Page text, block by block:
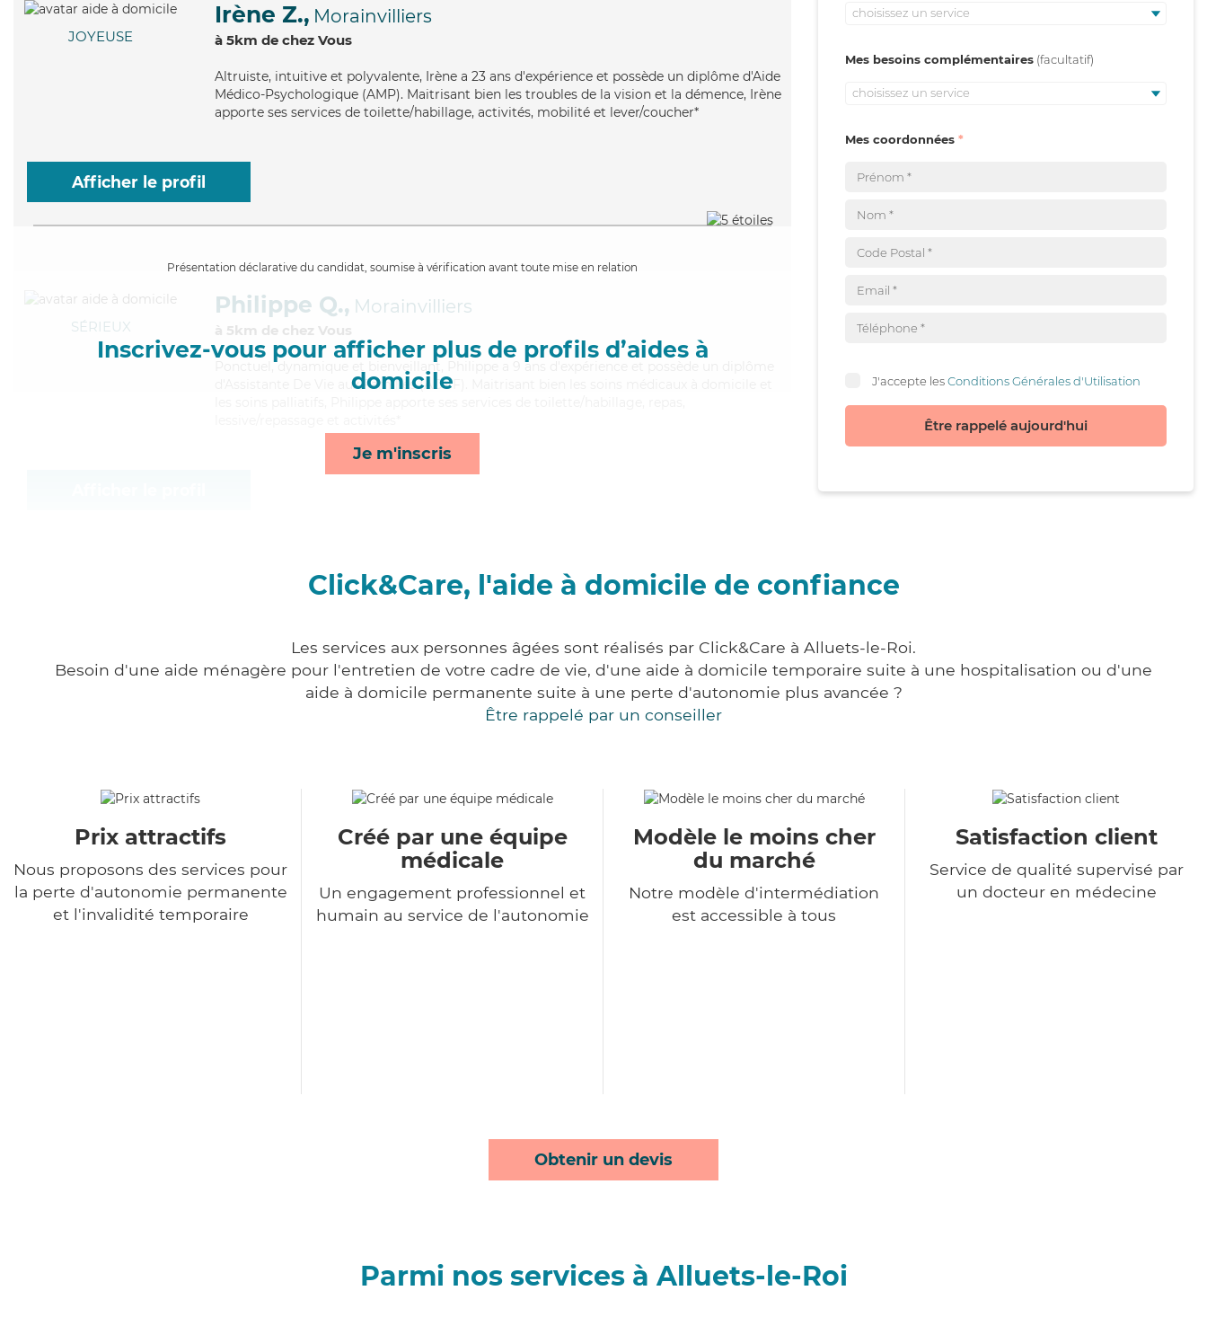
JOYEUSE
Irène Z., Morainvilliers
à 5km de chez Vous
Altruiste, intuitive et polyvalente, Irène a 23 ans d'expérience et possède un diplôme d'Aide
Médico-Psychologique (AMP). Maitrisant bien les troubles de la vision et la démence, Irène
apporte ses services de toilette/habillage, activités, mobilité et lever/coucher*
Afficher le profil
Présentation déclarative du candidat, soumise à vérification avant toute mise en relation
Inscrivez-vous pour afficher plus de profils d’aides à
domicile
Je m'inscris
SÉRIEUX
Philippe Q., Morainvilliers
à 5km de chez Vous
, dynamique et bienveillant, Philippe a 9 ans d'expérience et possède un diplôme
d'Assistante De Vie aux Familles (ADVF). Maitrisant bien les soins médicaux à domicile et
choisissez un service
Mes besoins complémentaires
choisissez un service
Mes coordonnées
J'accepte lesConditions Générales d'Utilisation
Être rappelé aujourd'hui
Click&Care, l'aide à domicile de confiance
Les services aux personnes âgées sont réalisés par Click&Care à Alluets-le-Roi.
Besoin d'une aide ménagère pour l'entretien de votre cadre de vie, d'une aide à domicile temporaire suite à une hospitalisation ou d'une
aide à domicile permanente suite à une perte d'autonomie plus avancée ?
Être rappelé par un conseiller
Prix attractifs
Nous proposons des services pour
la perte d'autonomie permanente
et l'invalidité temporaire
Créé par une équipe
médicale
Un engagement professionnel et
humain au service de l'autonomie
Modèle le moins cher
du marché
Notre modèle d'intermédiation
est accessible à tous
Satisfaction client
Service de qualité supervisé par
un docteur en médecine
Obtenir un devis
Parmi nos services à Alluets-le-Roi